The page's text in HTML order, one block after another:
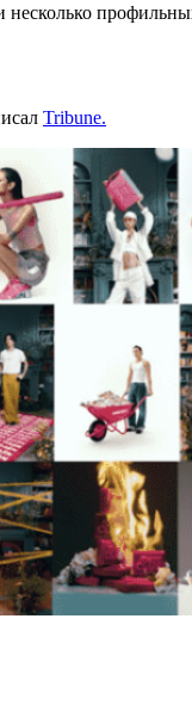
несколько
Tribune.